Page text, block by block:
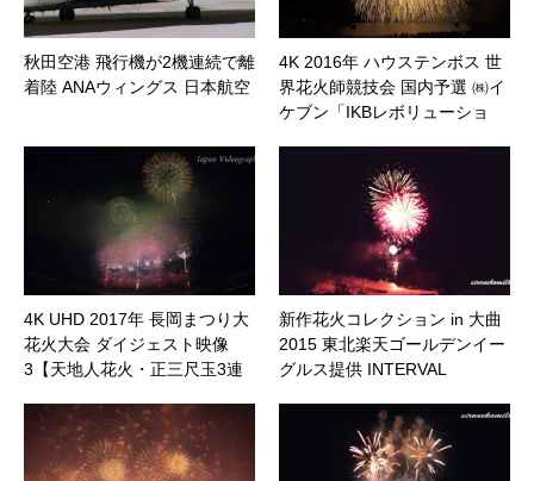
秋田空港 飛行機が2機連続で離
着陸 ANAウィングス 日本航空
4K 2016年 ハウステンボス 世
界花火師競技会 国内予選 ㈱イ
ケブン「IKBレボリューショ
4K UHD 2017年 長岡まつり大
花火大会 ダイジェスト映像
3【天地人花火・正三尺玉3連
新作花火コレクション in 大曲
2015 東北楽天ゴールデンイー
グルス提供 INTERVAL